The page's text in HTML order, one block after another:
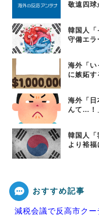
敬遠四球
韓国人「
守備エラ
海外「い
に嫉妬
海外「日
んて…！
韓国人「
より裕
おすすめ記事
減税会議で反高市ク